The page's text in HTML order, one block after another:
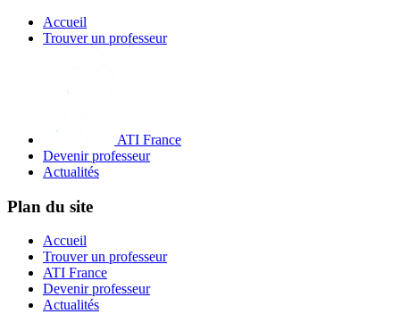
Accueil
Trouver un professeur
ATI France
Devenir professeur
Actualités
Plan du site
Accueil
Trouver un professeur
ATI France
Devenir professeur
Actualités